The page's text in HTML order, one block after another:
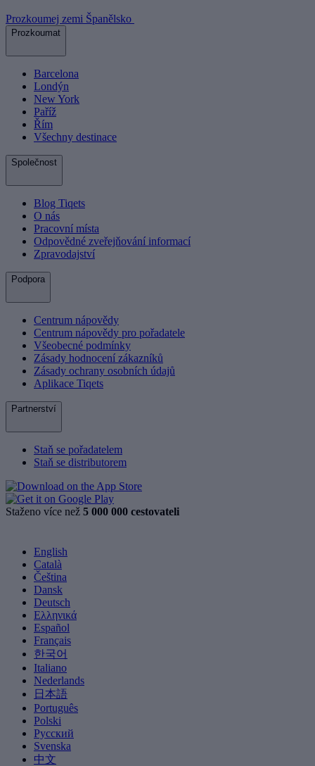
Prozkoumej zemi Španělsko
Prozkoumat
Barcelona
Londýn
New York
Paříž
Řím
Všechny destinace
Společnost
Blog Tiqets
O nás
Pracovní místa
Odpovědné zveřejňování informací
Zpravodajství
Podpora
Centrum nápovědy
Centrum nápovědy pro pořadatele
Všeobecné podmínky
Zásady hodnocení zákazníků
Zásady ochrany osobních údajů
Aplikace Tiqets
Partnerství
Staň se pořadatelem
Staň se distributorem
Staženo více než 5 000 000 cestovateli
English
Català
Čeština
Dansk
Deutsch
Ελληνικά
Español
Français
한국어
Italiano
Nederlands
日本語
Português
Polski
Русский
Svenska
中文